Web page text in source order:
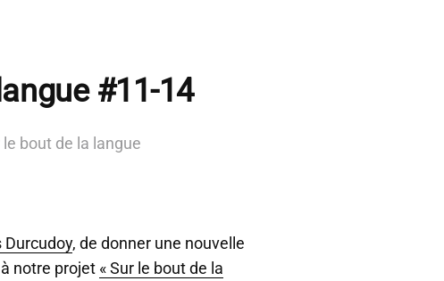
#11-14
le bout de la langue
Durcudoy, de donner une nouvelle
notre projet « Sur le bout de la